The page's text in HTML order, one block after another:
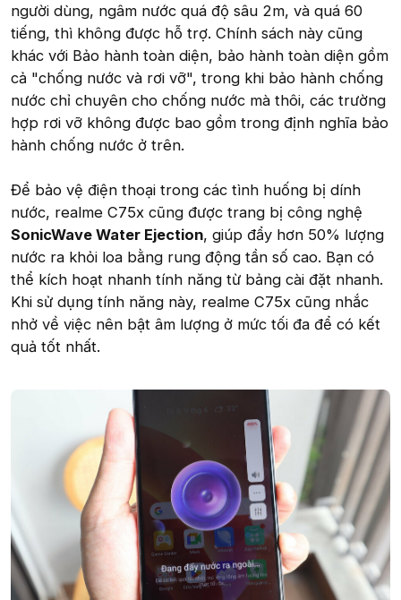
người dùng, ngâm nước quá độ sâu 2m, và quá 60
tiếng, thì không được hỗ trợ. Chính sách này cũng
khác với Bảo hành toàn diện, bảo hành toàn diện gồm
cả "chống nước và rơi vỡ", trong khi bảo hành chống
nước chỉ chuyên cho chống nước mà thôi, các trường
hợp rơi vỡ không được bao gồm trong định nghĩa bảo
hành chống nước ở trên.
Để bảo vệ điện thoại trong các tình huống bị dính
nước, realme C75x cũng được trang bị công nghệ
SonicWave Water Ejection, giúp đẩy hơn 50% lượng
nước ra khỏi loa bằng rung động tần số cao. Bạn có
thể kích hoạt nhanh tính năng từ bảng cài đặt nhanh.
Khi sử dụng tính năng này, realme C75x cũng nhắc
nhở về việc nên bật âm lượng ở mức tối đa để có kết
quả tốt nhất.